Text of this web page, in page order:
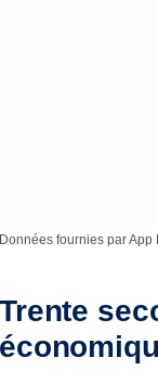
Données fournies par App
Trente